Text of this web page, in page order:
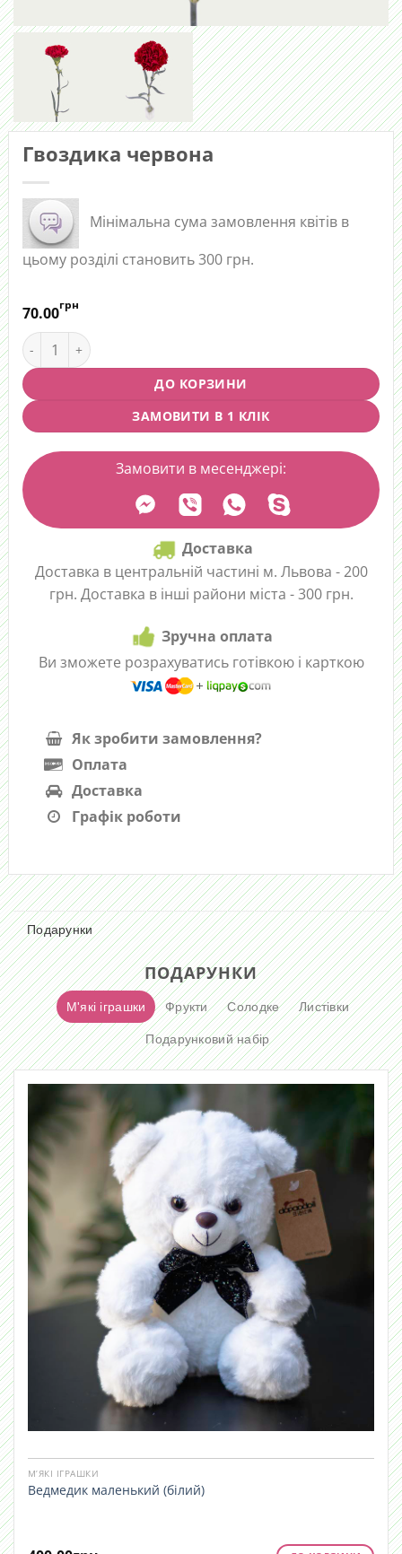
Гвоздика червона
Мінімальна сума замовлення квітів в
цьому розділі становить 300 грн.
70.00грн
Гвоздика червона quantity
ДО КОРЗИНИ
ЗАМОВИТИ В 1 КЛІК
Замовити в месенджері:
Доставка
Доставка в центральній частині м. Львова - 200
грн. Доставка в інші райони міста - 300 грн.
Зручна оплата
Ви зможете розрахуватись готівкою і карткою
Як зробити замовлення?
Оплата
Доставка
Графік роботи
Подарунки
ПОДАРУНКИ
М'які іграшки Фрукти Солодке Листівки
Подарунковий набір
М’ЯКІ ІГРАШКИ
Ведмедик маленький (білий)